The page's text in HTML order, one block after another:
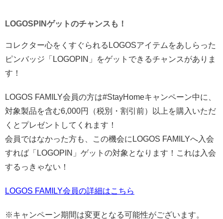
LOGOSPINゲットのチャンスも！
コレクター心をくすぐられるLOGOSアイテムをあしらった
ピンバッジ「LOGOPIN」をゲットできるチャンスがありま
す！
LOGOS FAMILY会員の方は#StayHomeキャンペーン中に、
対象製品を含む6,000円（税別・割引前）以上を購入いただ
くとプレゼントしてくれます！
会員ではなかった方も、この機会にLOGOS FAMILYへ入会
すれば「LOGOPIN」ゲットの対象となります！これは入会
するっきゃない！
LOGOS FAMILY会員の詳細はこちら
※キャンペーン期間は変更となる可能性がございます。